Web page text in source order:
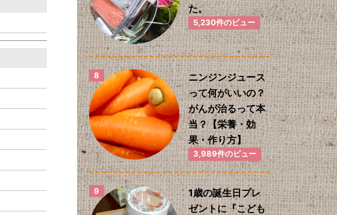
た。
5,230件のビュー
ニンジンジュース
って何がいいの？
がんが治るって本
当？【栄養・効
果・作り方】
3,989件のビュー
1歳の誕生日プレ
ゼントに『こども